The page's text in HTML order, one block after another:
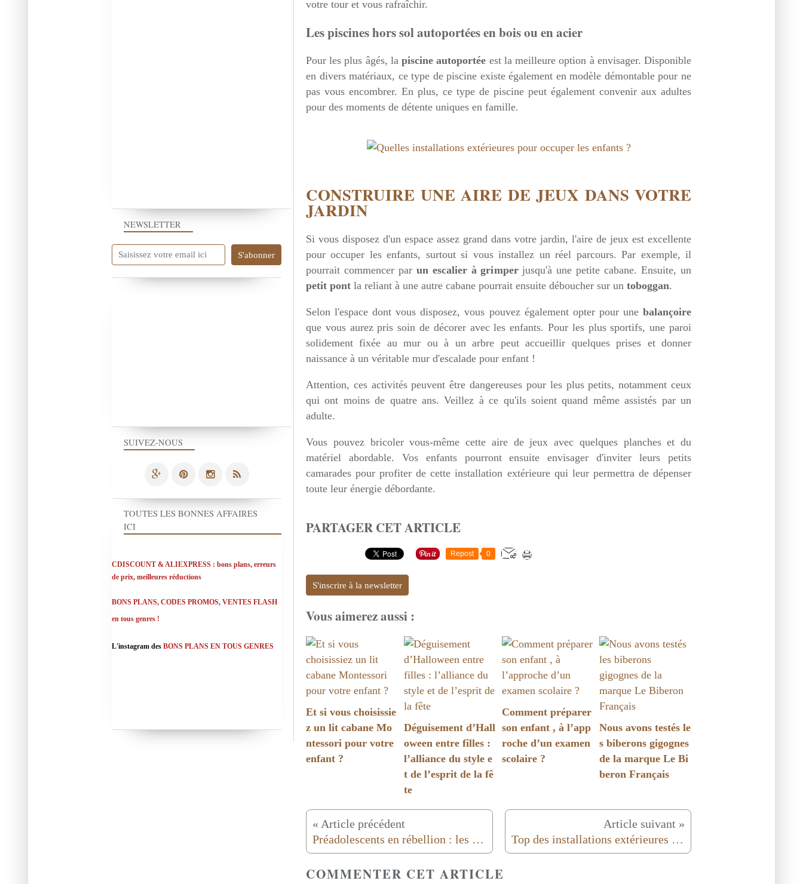
votre tour et vous rafraîchir.
Les piscines hors sol autoportées en bois ou en acier
Pour les plus âgés, lapiscine autoportée est la meilleure option à envisager. Disponible
en divers matériaux, ce type de piscine existe également en modèle démontable pour ne
pas vous encombrer. En plus, ce type de piscine peut également convenir aux adultes
pour des moments de détente uniques en famille.
CONSTRUIRE UNE AIRE DE JEUX DANS VOTRE
JARDIN
Si vous disposez d'un espace assez grand dans votre jardin, l'aire de jeux est excellente
pour occuper les enfants, surtout si vous installez un réel parcours. Par exemple, il
pourrait commencer par un escalier à grimperjusqu'à une petite cabane. Ensuite, un
petit pont la reliant à une autre cabane pourrait ensuite déboucher sur un toboggan.
Selon l'espace dont vous disposez, vous pouvez également opter pour une balançoire
que vous aurez pris soin de décorer avec les enfants. Pour les plus sportifs, une paroi
solidement fixée au mur ou à un arbre peut accueillir quelques prises et donner
naissance à un véritable mur d'escalade pour enfant !
Attention, ces activités peuvent être dangereuses pour les plus petits, notamment ceux
qui ont moins de quatre ans. Veillez à ce qu'ils soient quand même assistés par un
adulte.
Vous pouvez bricoler vous-même cette aire de jeux avec quelques planches et du
matériel abordable. Vos enfants pourront ensuite envisager d'inviter leurs petits
camarades pour profiter de cette installation extérieure qui leur permettra de dépenser
toute leur énergie débordante.
PARTAGER CET ARTICLE
Repost 0
S'inscrire à la newsletter
Vous aimerez aussi :
Et si vous choisissie
z un lit cabane Mo
ntessori pour votre
enfant ?
Déguisement d’Hall
oween entre filles :
l’alliance du style e
t de l’esprit de la fê
te
Comment préparer
son enfant , à l’app
roche d’un examen
scolaire ?
Nous avons testés le
s biberons gigognes
de la marque Le Bi
beron Français
« Article précédent
Préadolescents en rébellion : les aider
Article suivant »
Top des installations extérieures pour occuper les enfants !
COMMENTER CET ARTICLE
NEWSLETTER
SUIVEZ-NOUS
TOUTES LES BONNES AFFAIRES
ICI
CDISCOUNT & ALIEXPRESS : bons plans, erreurs
de prix, meilleures réductions
BONS PLANS, CODES PROMOS, VENTES FLASH
en tous genres !
L'instagram des BONS PLANS EN TOUS GENRES